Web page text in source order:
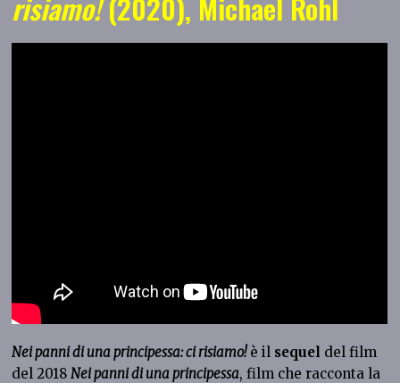
Nei panni di una principessa: ci risiamo! è il sequel del film
del 2018Nei panni di una principessa, film che racconta la